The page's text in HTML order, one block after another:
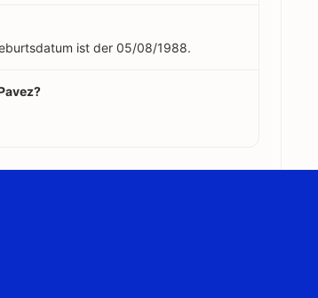
ist der 05/08/1988.